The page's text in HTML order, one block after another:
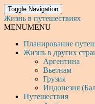
Toggle Navigation
Жизнь в путешествиях
MENUMENU
Планирование
Жизнь в других
Аргентина
Вьетнам
Грузия
Индонезия
Путешествия